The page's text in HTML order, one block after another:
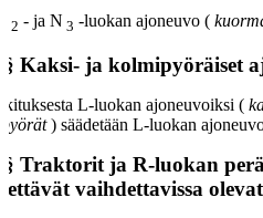
2 - ja N 3 -luokan ajoneuvo (
Kaksi- ja kolmipyöräiset
L-luokan ajoneuvoiksi (
) säädetään L-luokan
Traktorit ja R-luokan
vaihdettavissa